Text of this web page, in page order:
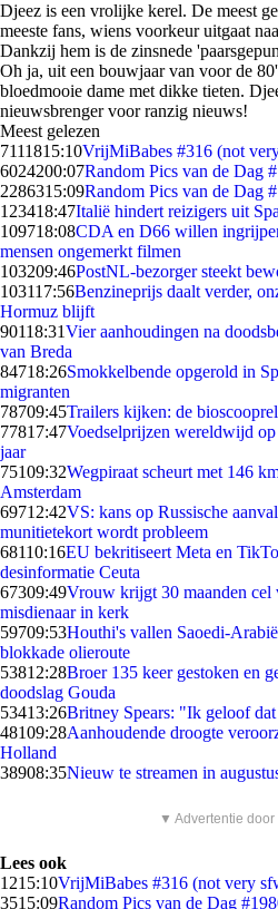
Djeez is een vrolijke kerel. De meest
meeste fans, wiens voorkeur uitgaat
Dankzij hem is de zinsnede
Oh ja, uit een bouwjaar van voor de
bloedmooie dame met dikke tieten.
nieuwsbrenger voor ranzig nieuws!
Meest gelezen
7111815:10VrijMiBabes #316 (not
6024200:07Random Pics van de Dag
2286315:09Random Pics van de Dag
123418:47Italië hindert reizigers uit
109718:08CDA en D66 willen
mensen ongemerkt filmen
103209:46PostNL-bezorger steekt
103117:56Benzineprijs daalt verder,
Hormuz blijft
90118:31Vier aanhoudingen na
van Breda
84718:26Smokkelbende opgerold in
migranten
78709:45Trailers kijken: de
77817:47Voedselprijzen wereldwijd
jaar
75109:32Wegpiraat scheurt met 146
Amsterdam
69712:42VS: kans op Russische
munitietekort wordt probleem
68110:16EU bekritiseert Meta en
desinformatie Ceuta
67309:49Vrouw krijgt 30 maanden cel
misdienaar in kerk
59709:53Houthi's vallen Saoedi-
blokkade olieroute
53812:28Broer 135 keer gestoken en
doodslag Gouda
53413:26Britney Spears: "Ik geloof
48109:28Aanhoudende droogte
Holland
38908:35Nieuw te streamen in
▼ Advertentie door
Lees ook
1215:10VrijMiBabes #316 (not very
3515:09Random Pics van de Dag